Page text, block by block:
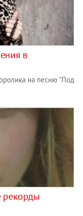
в
на песню "Под
рекорды